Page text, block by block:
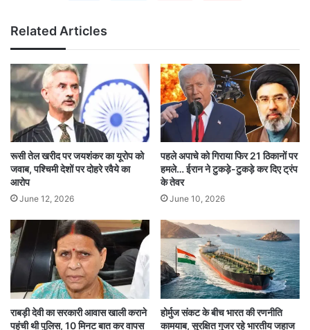
Related Articles
रूसी तेल खरीद पर जयशंकर का यूरोप को
जवाब, पश्चिमी देशों पर दोहरे रवैये का
आरोप
June 12, 2026
पहले अपाचे को गिराया फिर 21 ठिकानों पर
हमले… ईरान ने टुकड़े-टुकड़े कर दिए ट्रंप
के तेवर
June 10, 2026
राबड़ी देवी का सरकारी आवास खाली कराने
पहुंची थी पुलिस, 10 मिनट बात कर वापस
होर्मुज संकट के बीच भारत की रणनीति
कामयाब, सुरक्षित गुजर रहे भारतीय जहाज